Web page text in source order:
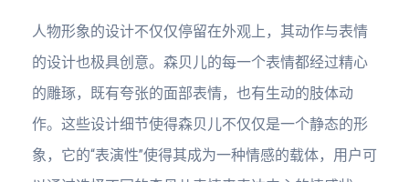
人物形象的设计不仅仅停留在外观上，其动作与表情
的设计也极具创意。森贝儿的每一个表情都经过精心
的雕琢，既有夸张的面部表情，也有生动的肢体动
作。这些设计细节使得森贝儿不仅仅是一个静态的形
象，它的“表演性”使得其成为一种情感的载体，用户可